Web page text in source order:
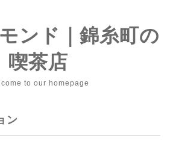
ンド｜錦糸町の
喫茶店
to our homepage
ン